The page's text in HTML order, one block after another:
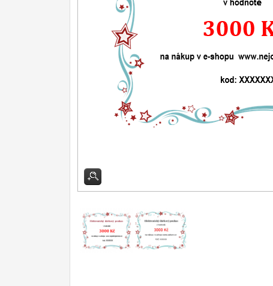
Ostřiče nožů V-Sharp
Doprodej 11